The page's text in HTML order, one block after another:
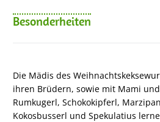
Besonderheiten
Die Mädis des
ihren Brüdern, sowie mit Mami
Rumkugerl, Schokokipferl,
Kokosbusserl und Spekulatius